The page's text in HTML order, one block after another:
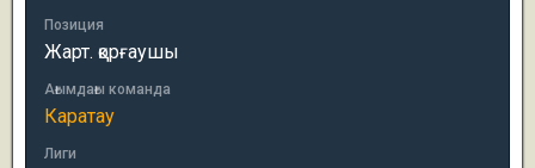
Позиция
Жарт. қорғаушы
Ағымдағы команда
Каратау
Лиги